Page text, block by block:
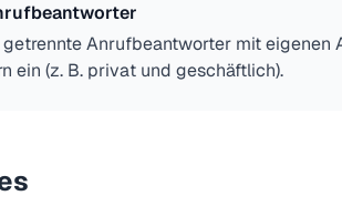
getrennte Anrufbeantworter mit eigenen
ein (z. B. privat und geschäftlich).